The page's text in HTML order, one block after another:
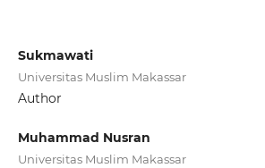
Sukmawati
Universitas Muslim Makassar
Author
Muhammad Nusran
Universitas Muslim Makassar